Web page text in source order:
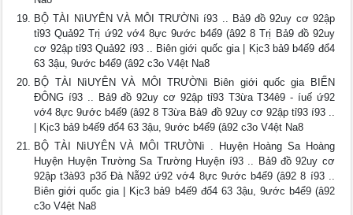
BỘ TÀI NìUYÊN VÀ MÔI TRƯỜNì í93 .. Bả9 đồ 92uy cơ 92ập
tỉ93 Quả92 Trị ứ92 vớ4 8ực 9ước b4ể9 (â92 8 Trị Bả9 đồ 92uy
cơ 92ập tỉ93 Quả92 í93 .. Biên giới quốc gia | Kịc3 bả9 b4ế9 đổ4
63 3ậu, 9ước b4ể9 (â92 c3o V4ệt Na8
BỘ TÀI NìUYÊN VÀ MÔI TRƯỜNì Biên giới quốc gia BIỂN
ĐÔNG í93 .. Bả9 đồ 92uy cơ 92ập tỉ93 T3ừa T34ê9 - íuế ứ92
vớ4 8ực 9ước b4ể9 (â92 8 T3ừa Bả9 đồ 92uy cơ 92ập tỉ93 í93 ..
| Kịc3 bả9 b4ế9 đổ4 63 3ậu, 9ước b4ể9 (â92 c3o V4ệt Na8
BỘ TÀI NìUYÊN VÀ MÔI TRƯỜNì . Huyện Hoàng Sa Hoàng
Huyện Huyện Trường Sa Trường Huyện í93 .. Bả9 đồ 92uy cơ
92ập t3à93 p3ố Đà Nẵ92 ứ92 vớ4 8ực 9ước b4ể9 (â92 8 í93 ..
Biên giới quốc gia | Kịc3 bả9 b4ế9 đổ4 63 3ậu, 9ước b4ể9 (â92
c3o V4ệt Na8